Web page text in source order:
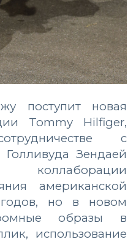
поступит новая
Tommy Hilfiger,
с
Зендаей
американской
но в новом
образы в
использование